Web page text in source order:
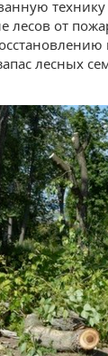
лесов от
лесных